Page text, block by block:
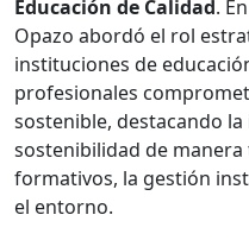
Educación de Calidad.
Opazo abordó el rol
instituciones de
profesionales
sostenible, destacando
sostenibilidad de
formativos, la gestión
el entorno.